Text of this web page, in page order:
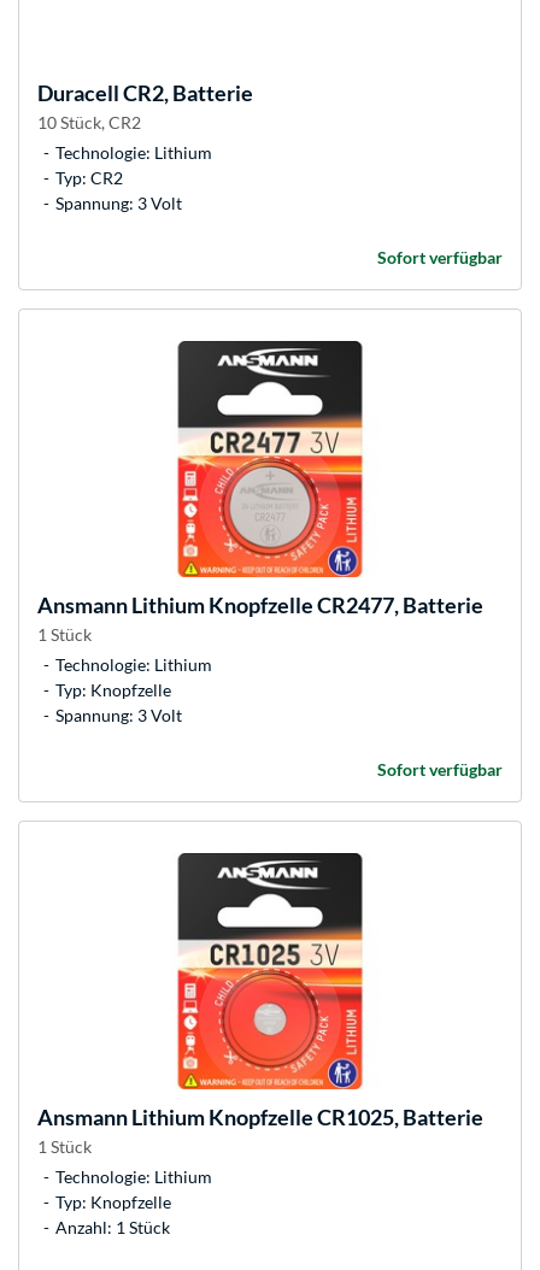
DuracellCR2, Batterie
10 Stück, CR2
Technologie: Lithium
Typ: CR2
Spannung: 3 Volt
Sofort verfügbar
AnsmannLithium Knopfzelle CR2477, Batterie
1 Stück
Technologie: Lithium
Typ: Knopfzelle
Spannung: 3 Volt
Sofort verfügbar
AnsmannLithium Knopfzelle CR1025, Batterie
1 Stück
Technologie: Lithium
Typ: Knopfzelle
Anzahl: 1 Stück